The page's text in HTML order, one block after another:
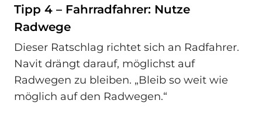
Tipp 4 – Fahrradfahrer: Nutze
Radwege
Dieser Ratschlag richtet sich an Radfahrer.
Navit drängt darauf, möglichst auf
Radwegen zu bleiben. „Bleib so weit wie
möglich auf den Radwegen.“